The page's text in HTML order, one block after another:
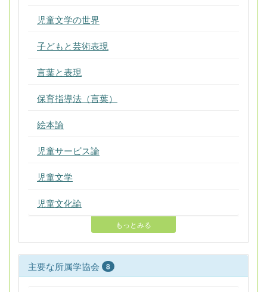
児童文学の世界
子どもと芸術表現
言葉と表現
保育指導法（言葉）
絵本論
児童サービス論
児童文学
児童文化論
もっとみる
主要な所属学協会 8